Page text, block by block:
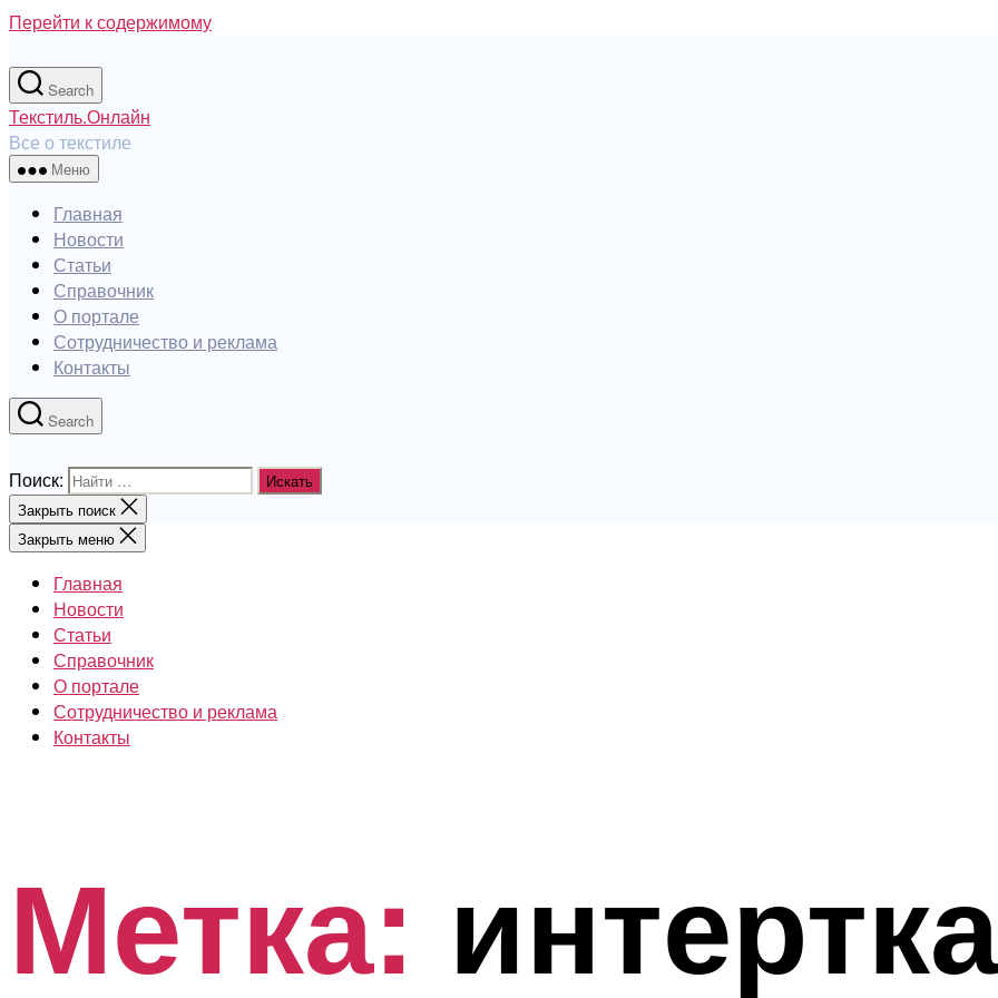
Перейти к содержимому
Search
Текстиль.Онлайн
Все о текстиле
Меню
Главная
Новости
Статьи
Справочник
О портале
Сотрудничество и реклама
Контакты
Search
Поиск:
Закрыть поиск
Закрыть меню
Главная
Новости
Статьи
Справочник
О портале
Сотрудничество и реклама
Контакты
Метка: